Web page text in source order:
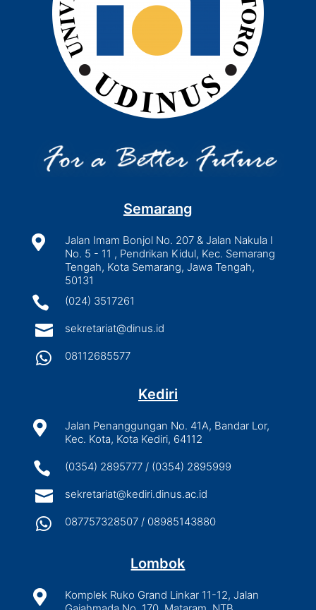
Semarang

Jalan Imam Bonjol No. 207 & Jalan Nakula I
No. 5 - 11 , Pendrikan Kidul, Kec. Semarang
Tengah, Kota Semarang, Jawa Tengah,
50131
 (024) 3517261
 sekretariat@dinus.id
 08112685577
Kediri

Jalan Penanggungan No. 41A, Bandar Lor,
Kec. Kota, Kota Kediri, 64112
 (0354) 2895777 / (0354) 2895999
 sekretariat@kediri.dinus.ac.id
 087757328507 / 08985143880
Lombok

Komplek Ruko Grand Linkar 11-12, Jalan